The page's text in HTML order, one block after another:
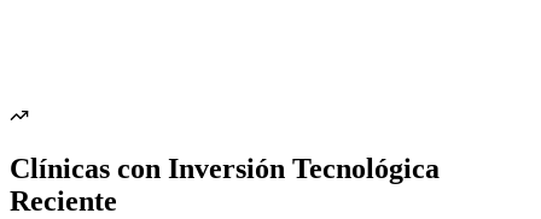
Clínicas con Inversión Tecnológica
Reciente